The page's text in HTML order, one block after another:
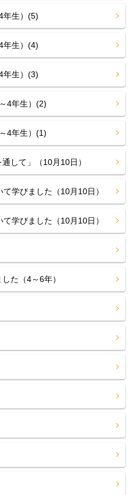
年生）(5)
年生）(4)
年生）(3)
4年生）(2)
4年生）(1)
して」（10月10日）
学びました（10月10日）
学びました（10月10日）
た（4～6年）